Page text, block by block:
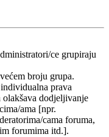
ce grupiraju
broju grupa.
prava
olakšava dodjeljivanje
ama [npr.
cama foruma,
forumima itd.].